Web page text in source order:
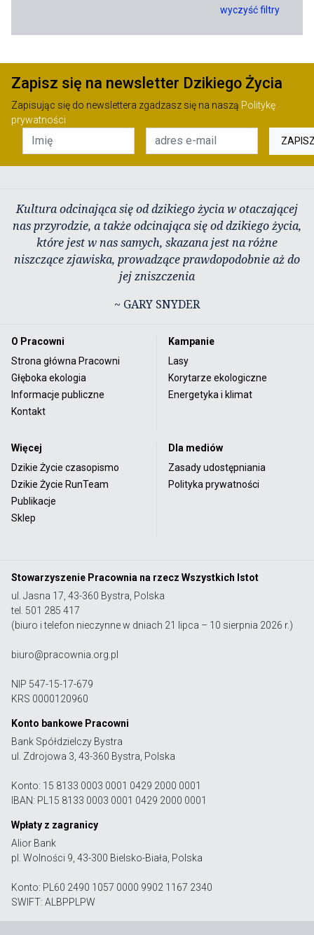
wyczyść filtry
Zapisz się na newsletter Dzikiego Życia
Zapisując się do newslettera zgadzasz się na naszą Politykę
prywatności
Kultura odcinająca się od dzikiego życia w otaczającej
nas przyrodzie, a także odcinająca się od dzikiego życia,
które jest w nas samych, skazana jest na różne
niszczące zjawiska, prowadzące prawdopodobnie aż do
jej zniszczenia
~ GARY SNYDER
O Pracowni
Strona główna Pracowni
Głęboka ekologia
Informacje publiczne
Kontakt
Kampanie
Lasy
Korytarze ekologiczne
Energetyka i klimat
Więcej
Dzikie Życie czasopismo
Dzikie Życie RunTeam
Publikacje
Sklep
Dla mediów
Zasady udostępniania
Polityka prywatności
Stowarzyszenie Pracownia na rzecz Wszystkich Istot
ul. Jasna 17, 43-360 Bystra, Polska
tel. 501 285 417
(biuro i telefon nieczynne w dniach 21 lipca – 10 sierpnia 2026 r.)
biuro@pracownia.org.pl
NIP 547-15-17-679
KRS 0000120960
Konto bankowe Pracowni
Bank Spółdzielczy Bystra
ul. Zdrojowa 3, 43-360 Bystra, Polska
Konto: 15 8133 0003 0001 0429 2000 0001
IBAN: PL15 8133 0003 0001 0429 2000 0001
Wpłaty z zagranicy
Alior Bank
pl. Wolności 9, 43-300 Bielsko-Biała, Polska
Konto: PL60 2490 1057 0000 9902 1167 2340
SWIFT: ALBPPLPW